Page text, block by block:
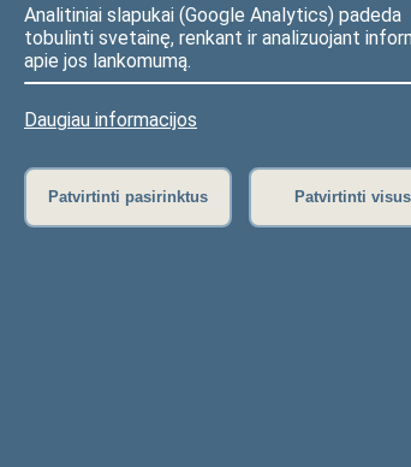
Analitiniai slapukai (Google Analytics) padeda
tobulinti svetainę, renkant ir analizuojant
apie jos lankomumą.
Daugiau informacijos
Patvirtinti pasirinktus Patvirtinti visus
Seimo narys Stasys
2016 m. gruodžio 15 d.
Gruodžio 17 d. Seimo narys
10 val. dalyvaus Šv. Mišiose
11 val. dalyvaus
ir valstybės laisvę,
vyskupas Eugenijus
12.15 val. dalyvaus
Mečislovui Jurevičiui prie